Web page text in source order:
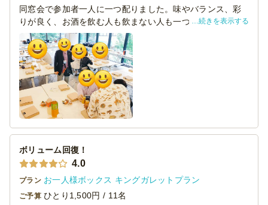
同窓会で参加者一人に一つ配りました。味やバランス、彩
りが良く、お酒を飲む人も飲まない人も一つあることで食
欲的にもおつまみ的にも満足していたと思います。価格も
手頃なのでとても利用しやすく、満足でした！
続きを表示する
ボリューム回復！
4.0
プラン お一人様ボックス キングガレットプラン
ご予算 ひとり1,500円 / 11名